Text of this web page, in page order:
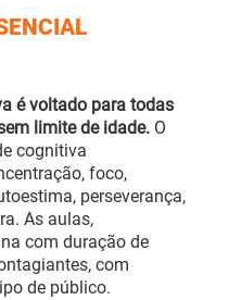
é voltado para todas
limite de idade. O
cognitiva
foco,
perseverança,
As aulas,
com duração de
com
de público.